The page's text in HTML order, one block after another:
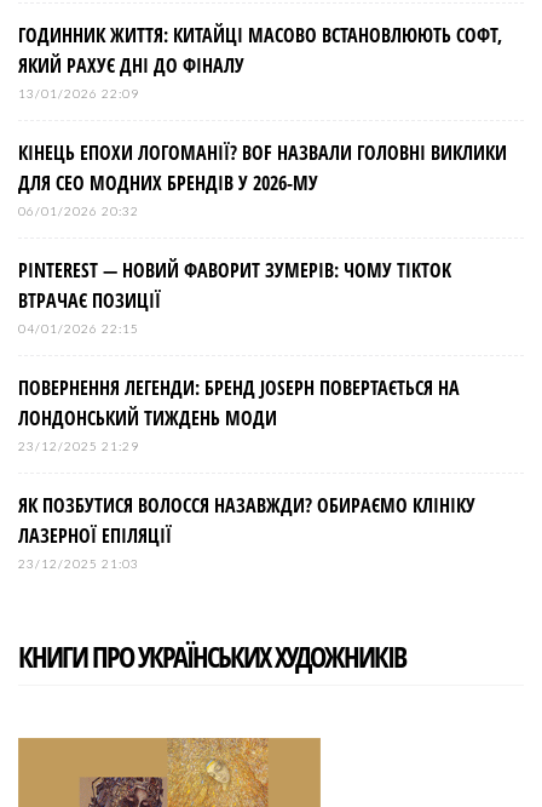
ГОДИННИК ЖИТТЯ: КИТАЙЦІ МАСОВО ВСТАНОВЛЮЮТЬ СОФТ,
ЯКИЙ РАХУЄ ДНІ ДО ФІНАЛУ
13/01/2026 22:09
КІНЕЦЬ ЕПОХИ ЛОГОМАНІЇ? BOF НАЗВАЛИ ГОЛОВНІ ВИКЛИКИ
ДЛЯ СЕО МОДНИХ БРЕНДІВ У 2026-МУ
06/01/2026 20:32
PINTEREST — НОВИЙ ФАВОРИТ ЗУМЕРІВ: ЧОМУ TIKTOK
ВТРАЧАЄ ПОЗИЦІЇ
04/01/2026 22:15
ПОВЕРНЕННЯ ЛЕГЕНДИ: БРЕНД JOSEPH ПОВЕРТАЄТЬСЯ НА
ЛОНДОНСЬКИЙ ТИЖДЕНЬ МОДИ
23/12/2025 21:29
ЯК ПОЗБУТИСЯ ВОЛОССЯ НАЗАВЖДИ? ОБИРАЄМО КЛІНІКУ
ЛАЗЕРНОЇ ЕПІЛЯЦІЇ
23/12/2025 21:03
КНИГИ ПРО УКРАЇНСЬКИХ ХУДОЖНИКІВ